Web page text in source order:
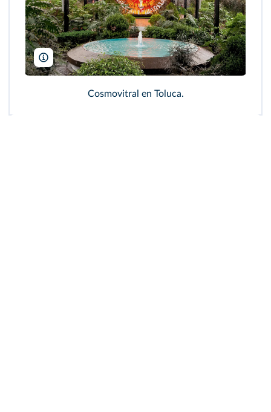
Alexandre Fagundes De Fagundes/Dreamstime
Cosmovitral en Toluca.